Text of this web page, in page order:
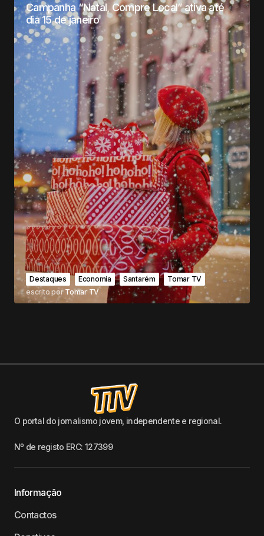
Campanha “Natal, Compre Local” ativa até
dia 15 de janeiro
Destaques Economia Santarém
Tomar TV
escrito por Tomar TV
O portal do jornalismo jovem, independente e regional.
Nº de registo ERC: 127399
Informação
Contactos